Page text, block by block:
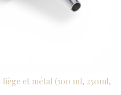
et métal (100 ml, 250ml,